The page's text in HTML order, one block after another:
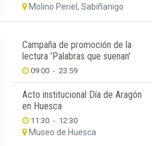
Molino Periel, Sabiñanigo
Campaña de promoción de la
lectura 'Palabras que suenan'
09:00 - 23:59
Acto institucional Día de Aragón
en Huesca
11:30 - 12:30
Museo de Huesca